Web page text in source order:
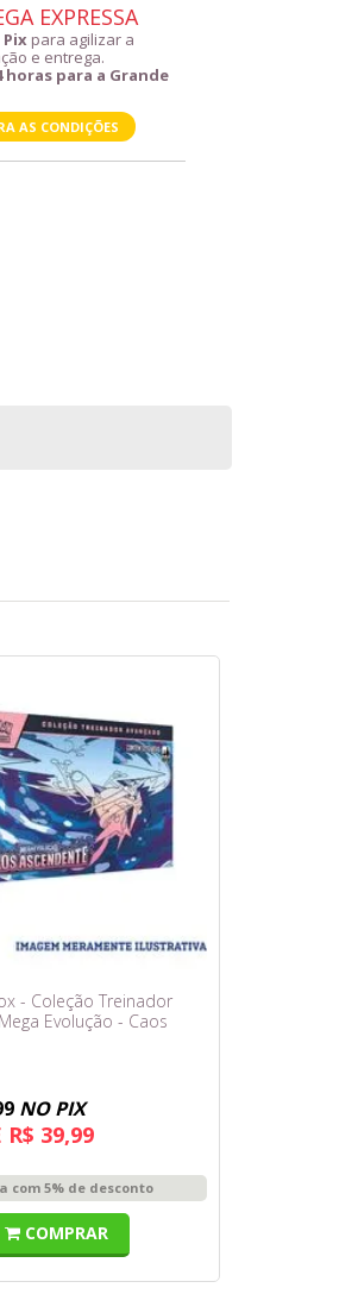
EXPRESSA
Pix para agilizar a
e entrega.
horas para a Grande
AS CONDIÇÕES
- Coleção Treinador
Evolução - Caos
NO PIX
R$ 39,99
com 5% de desconto
COMPRAR